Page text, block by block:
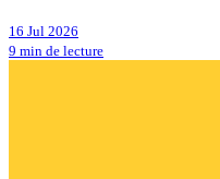
16 Jul 2026
9 min de lecture